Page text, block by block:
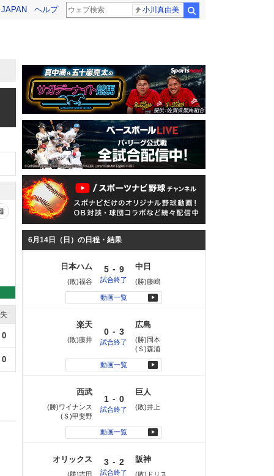
ヘルプ 小川真由美
失
0
0
6月14日（日）の日程・結果
日本ハム
(敗)福谷
5 - 9
試合終了
中日
(勝)藤嶋
動画一覧
楽天
(敗)藤井
0 - 3
試合終了
広島
(勝)岡本
(Ｓ)森浦
動画一覧
西武
(勝)ワイナンス
(Ｓ)甲斐野
1 - 0
試合終了
巨人
(敗)井上
動画一覧
オリックス
(勝)吉田
3 - 2
試合終了
阪神
(敗)ドリス